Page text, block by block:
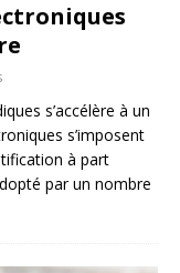
s’accélère à un
s’imposent
à part
par un nombre